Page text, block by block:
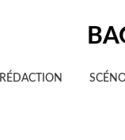
RÉDACTION